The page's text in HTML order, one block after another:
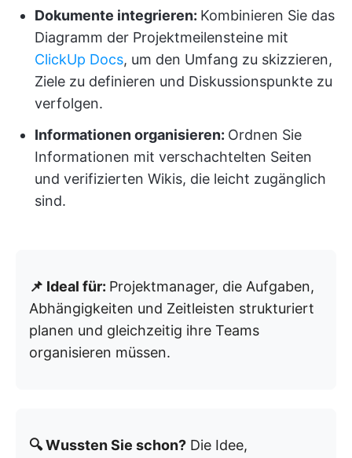
Dokumente integrieren: Kombinieren Sie das
Diagramm der Projektmeilensteine mit
ClickUp Docs, um den Umfang zu skizzieren,
Ziele zu definieren und Diskussionspunkte zu
verfolgen.
Informationen organisieren: Ordnen Sie
Informationen mit verschachtelten Seiten
und verifizierten Wikis, die leicht zugänglich
sind.
📌 Ideal für: Projektmanager, die Aufgaben,
Abhängigkeiten und Zeitleisten strukturiert
planen und gleichzeitig ihre Teams
organisieren müssen.
🔍 Wussten Sie schon? Die Idee,